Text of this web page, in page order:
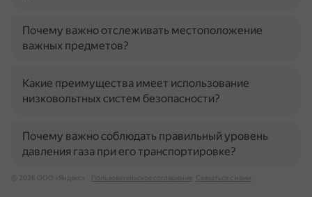
Почему важно отслеживать местоположение
важных предметов?
Какие преимущества имеет использование
низковольтных систем безопасности?
Почему важно соблюдать правильный уровень
давления газа при его транспортировке?
© 2026 ООО «Яндекс» Пользовательское соглашение Связаться с нами